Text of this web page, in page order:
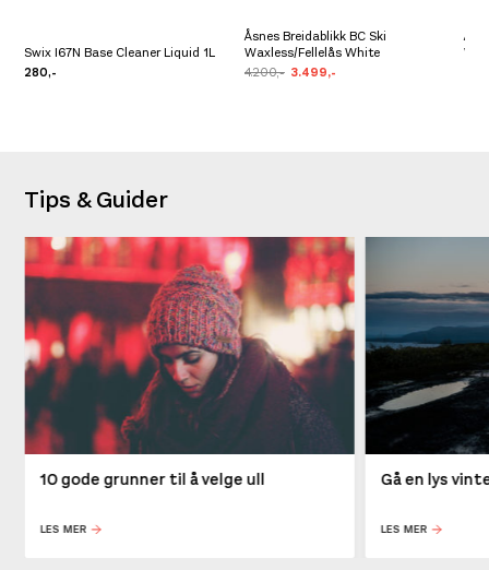
Swix I67N Base Cleaner Liquid 1L
280,-
Åsnes Breidablikk BC Ski
Waxless/Fellelås White
4.200,- 3.499,-
Tips & Guider
10 gode grunner til å velge ull
LES MER
Gå en lys
LES MER